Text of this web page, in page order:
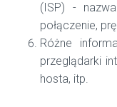
(ISP) -
połączenie,
Różne
przeglądarki
hosta, itp.